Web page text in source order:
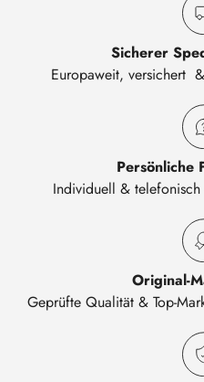
Sicherer
Europaweit, versichert
Persönliche
Individuell &
Original-
Geprüfte Qualität & Top-